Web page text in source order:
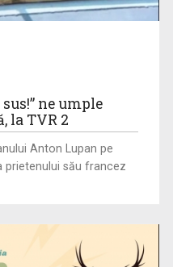
psihologic despre
ne umple
la TVR 2
Anton Lupan pe
prietenului său francez